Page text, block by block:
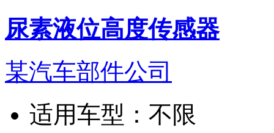
尿素液位高度传感器
某汽车部件公司
适用车型： 不限